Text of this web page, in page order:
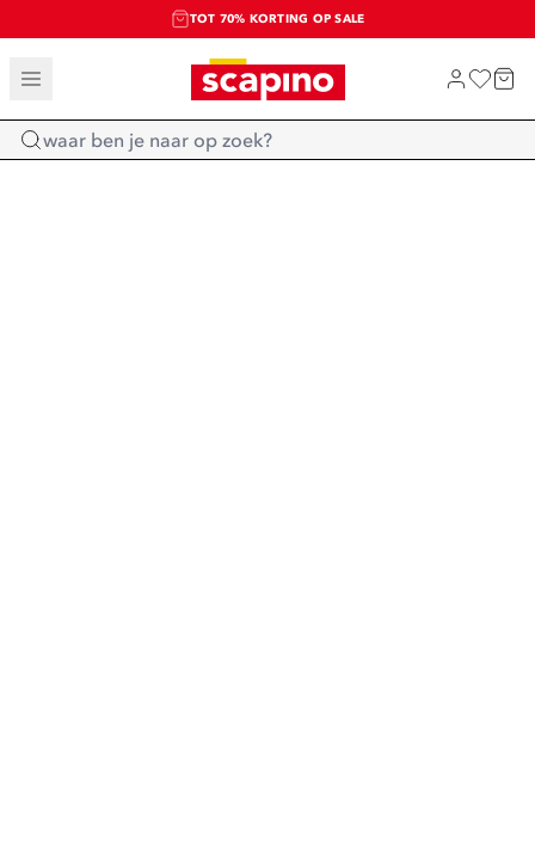
TOT 70% KORTING OP SALE
SALE: LAATSTE KANS!
SHOP NIEUW
Home